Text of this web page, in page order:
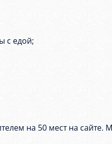
с едой;
на 50 мест на сайте.